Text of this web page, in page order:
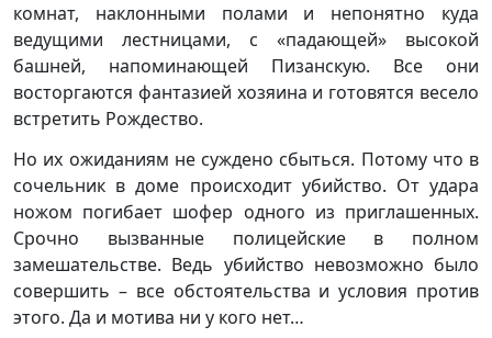
комнат, наклонными полами и непонятно куда
ведущими лестницами, с «падающей» высокой
башней, напоминающей Пизанскую. Все они
восторгаются фантазией хозяина и готовятся весело
встретить Рождество.
Но их ожиданиям не суждено сбыться. Потому что в
сочельник в доме происходит убийство. От удара
ножом погибает шофер одного из приглашенных.
Срочно вызванные полицейские в полном
замешательстве. Ведь убийство невозможно было
совершить – все обстоятельства и условия против
этого. Да и мотива ни у кого нет…